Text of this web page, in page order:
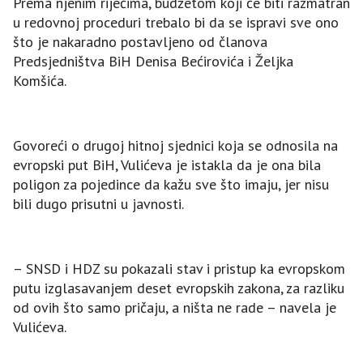
u redovnoj proceduri trebalo bi da se ispravi sve ono
što je nakaradno postavljeno od članova
Predsjedništva BiH Denisa Bećirovića i Željka
Komšića.
Govoreći o drugoj hitnoj sjednici koja se odnosila na
evropski put BiH, Vulićeva je istakla da je ona bila
poligon za pojedince da kažu sve što imaju, jer nisu
bili dugo prisutni u javnosti.
– SNSD i HDZ su pokazali stav i pristup ka evropskom
putu izglasavanjem deset evropskih zakona, za razliku
od ovih što samo pričaju, a ništa ne rade – navela je
Vulićeva.